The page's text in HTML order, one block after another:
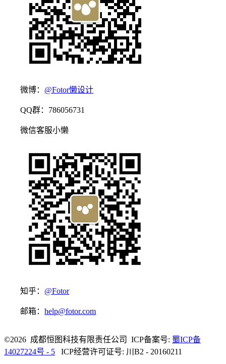
微博： @Fotor懒设计
QQ群：786056731
微信客服小懒
知乎： @Fotor
邮箱：help@fotor.com
©2026 成都恒图科技有限责任公司 ICP备案号: 蜀ICP备
14027224号 - 5 ICP经营许可证号: 川B2 - 20160211